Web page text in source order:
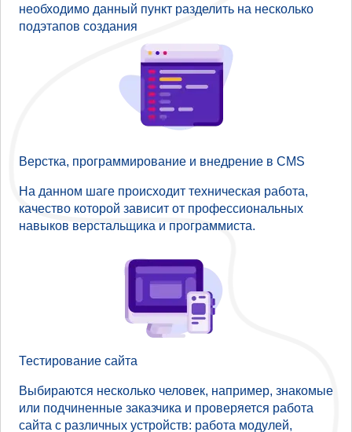
необходимо данный пункт разделить на несколько
подэтапов создания
Верстка, программирование и внедрение в CMS
На данном шаге происходит техническая работа,
качество которой зависит от профессиональных
навыков верстальщика и программиста.
Тестирование сайта
Выбираются несколько человек, например, знакомые
или подчиненные заказчика и проверяется работа
сайта с различных устройств: работа модулей,